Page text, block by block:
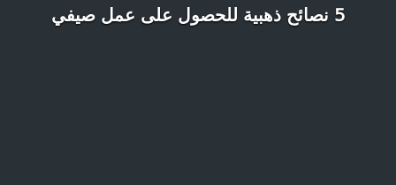
5 نصائح ذهبية للحصول على عمل صيفي